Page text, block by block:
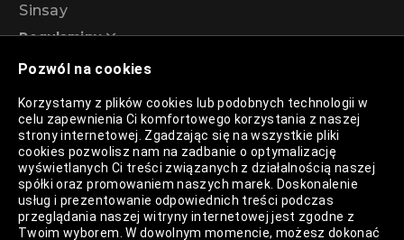
Pozwól na cookies
Korzystamy z plików cookies lub podobnych technologii w
celu zapewnienia Ci komfortowego korzystania z naszej
strony internetowej. Zgadzając się na wszystkie pliki
cookies pozwolisz nam na zadbanie o optymalizację
wyświetlanych Ci treści związanych z działalnością naszej
spółki oraz promowaniem naszych marek. Doskonalenie
usług i prezentowanie odpowiednich treści podczas
przeglądania naszej witryny internetowej jest zgodne z
Twoim wyborem. W dowolnym momencie, możesz dokonać
Sinsay
Regulaminy
Regulamin akcji promocyjnej – Program
rabatowy 99%
Polityka Prywatności
Polityka Plików Cookies